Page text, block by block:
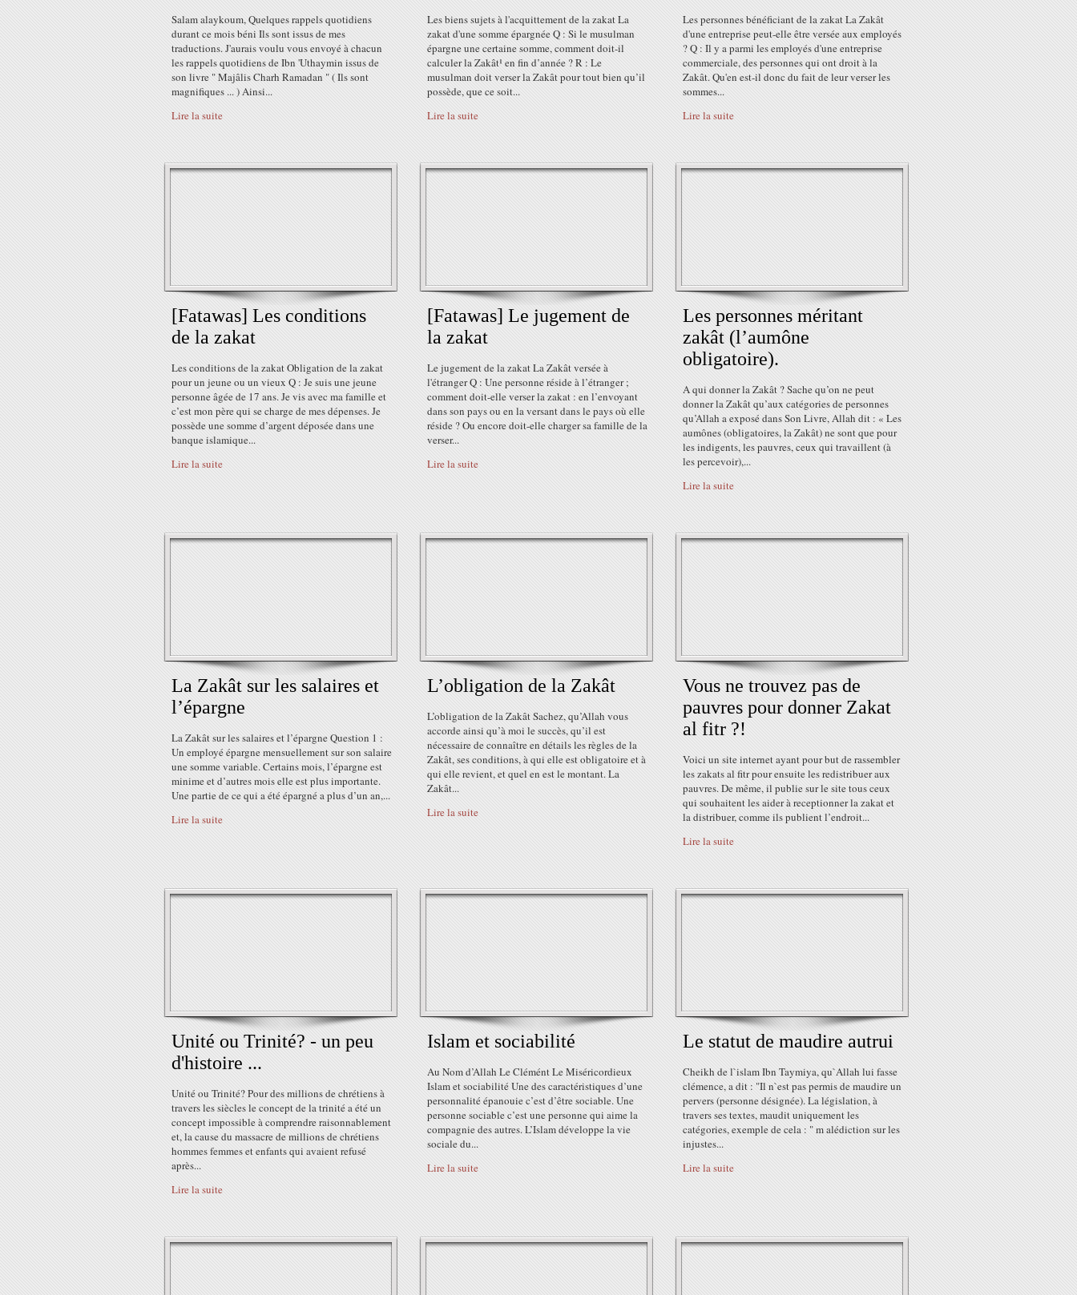
Salam alaykoum, Quelques rappels quotidiens
durant ce mois béni Ils sont issus de mes
traductions. J'aurais voulu vous envoyé à chacun
les rappels quotidiens de Ibn 'Uthaymin issus de
son livre " Majâlis Charh Ramadan " ( Ils sont
magnifiques ... ) Ainsi...
Lire la suite
Les biens sujets à l'acquittement de la zakat La
zakat d'une somme épargnée Q : Si le musulman
épargne une certaine somme, comment doit-il
calculer la Zakât¹ en fin d’année ? R : Le
musulman doit verser la Zakât pour tout bien qu’il
possède, que ce soit...
Lire la suite
Les personnes bénéficiant de la zakat La Zakât
d'une entreprise peut-elle être versée aux employés
? Q : Il y a parmi les employés d'une entreprise
commerciale, des personnes qui ont droit à la
Zakât. Qu'en est-il donc du fait de leur verser les
sommes...
Lire la suite
[Fatawas] Les conditions
de la zakat
Les conditions de la zakat Obligation de la zakat
pour un jeune ou un vieux Q : Je suis une jeune
personne âgée de 17 ans. Je vis avec ma famille et
c’est mon père qui se charge de mes dépenses. Je
possède une somme d’argent déposée dans une
banque islamique...
Lire la suite
[Fatawas] Le jugement de
la zakat
Le jugement de la zakat La Zakât versée à
l'étranger Q : Une personne réside à l’étranger ;
comment doit-elle verser la zakat : en l’envoyant
dans son pays ou en la versant dans le pays où elle
réside ? Ou encore doit-elle charger sa famille de la
verser...
Lire la suite
Les personnes méritant
zakât (l’aumône
obligatoire).
A qui donner la Zakât ? Sache qu’on ne peut
donner la Zakât qu’aux catégories de personnes
qu’Allah a exposé dans Son Livre, Allah dit : « Les
aumônes (obligatoires, la Zakât) ne sont que pour
les indigents, les pauvres, ceux qui travaillent (à
les percevoir),...
Lire la suite
La Zakât sur les salaires et
l’épargne
La Zakât sur les salaires et l’épargne Question 1 :
Un employé épargne mensuellement sur son salaire
une somme variable. Certains mois, l’épargne est
minime et d’autres mois elle est plus importante.
Une partie de ce qui a été épargné a plus d’un an,...
Lire la suite
L’obligation de la Zakât
L’obligation de la Zakât Sachez, qu’Allah vous
accorde ainsi qu’à moi le succès, qu’il est
nécessaire de connaître en détails les règles de la
Zakât, ses conditions, à qui elle est obligatoire et à
qui elle revient, et quel en est le montant. La
Zakât...
Lire la suite
Vous ne trouvez pas de
pauvres pour donner Zakat
al fitr ?!
Voici un site internet ayant pour but de rassembler
les zakats al fitr pour ensuite les redistribuer aux
pauvres. De même, il publie sur le site tous ceux
qui souhaitent les aider à receptionner la zakat et
la distribuer, comme ils publient l’endroit...
Lire la suite
Unité ou Trinité? - un peu
d'histoire ...
Unité ou Trinité? Pour des millions de chrétiens à
travers les siècles le concept de la trinité a été un
concept impossible à comprendre raisonnablement
et, la cause du massacre de millions de chrétiens
hommes femmes et enfants qui avaient refusé
après...
Lire la suite
Islam et sociabilité
Au Nom d’Allah Le Clémént Le Miséricordieux
Islam et sociabilité Une des caractéristiques d’une
personnalité épanouie c’est d’être sociable. Une
personne sociable c’est une personne qui aime la
compagnie des autres. L’Islam développe la vie
sociale du...
Lire la suite
Le statut de maudire autrui
Cheikh de l`islam Ibn Taymiya, qu`Allah lui fasse
clémence, a dit : "Il n`est pas permis de maudire un
pervers (personne désignée). La législation, à
travers ses textes, maudit uniquement les
catégories, exemple de cela : " m alédiction sur les
injustes...
Lire la suite